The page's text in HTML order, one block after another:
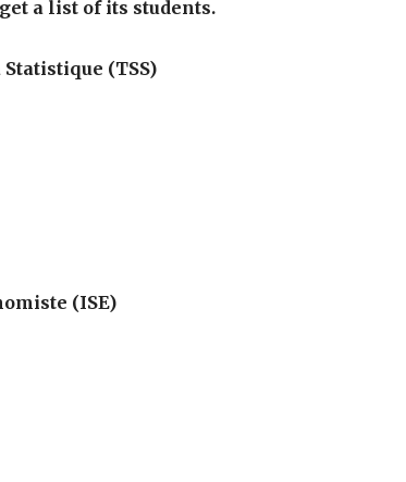
a list of its students.
(TSS)
(ISE)